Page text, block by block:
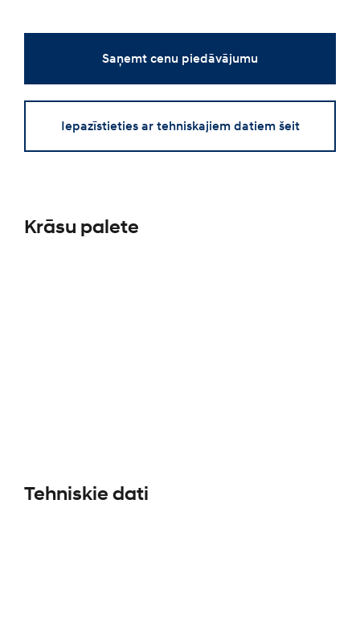
Saņemt cenu piedāvājumu
Iepazīstieties ar tehniskajiem datiem šeit
Krāsu palete
Tehniskie dati